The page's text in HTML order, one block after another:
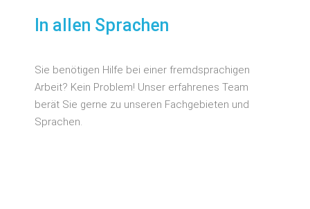
In allen Sprachen
Sie benötigen Hilfe bei einer fremdsprachigen
Arbeit? Kein Problem! Unser erfahrenes Team
berät Sie gerne zu unseren Fachgebieten und
Sprachen.